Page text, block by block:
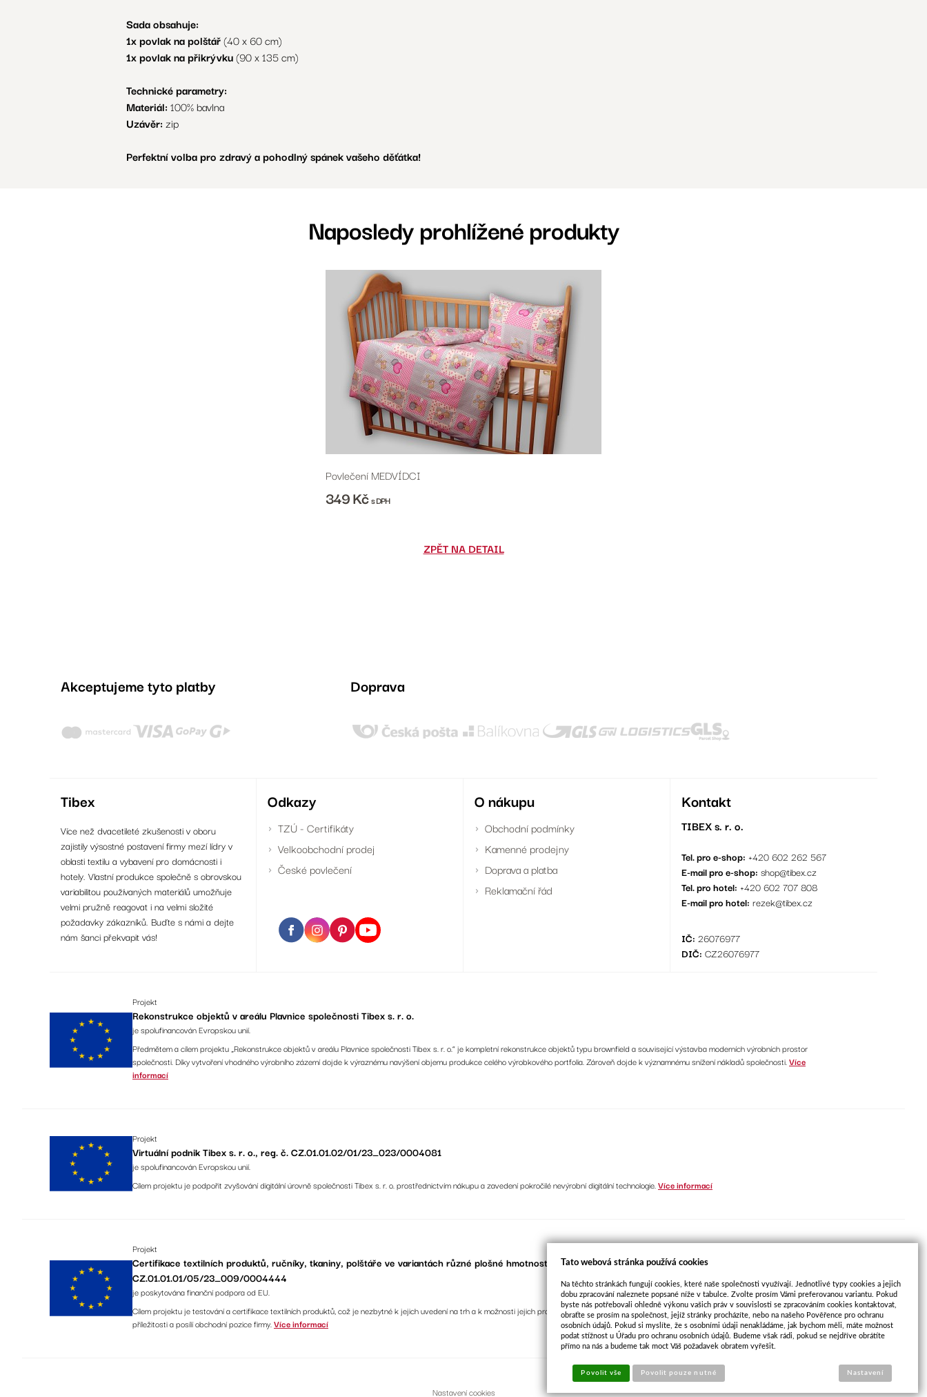
Sada obsahuje:
1x povlak na polštář(40 x 60 cm)
1x povlak na přikrývku(90 x 135 cm)
Technické parametry:
Materiál: 100% bavlna
Uzávěr: zip
Perfektní volba pro zdravý a pohodlný spánek vašeho děťátka!
Naposledy prohlížené produkty
Povlečení MEDVÍDCI
349Kč s DPH
ZPĚT NA DETAIL
Akceptujeme tyto platby Doprava
Tibex
Více než dvacetileté zkušenosti v oboru
zajistily výsostné postavení firmy mezí lídry v
oblasti textilu a vybavení pro domácnosti i
hotely. Vlastní produkce společně s obrovskou
variabilitou používaných materiálů umožňuje
velmi pružně reagovat i na velmi složité
požadavky zákazníků. Buďte s námi a dejte
nám šanci překvapit vás!
Odkazy
TZÚ - Certifikáty
Velkoobchodní prodej
České povlečení
O nákupu
Obchodní podmínky
Kamenné prodejny
Doprava a platba
Reklamační řád
Kontakt
TIBEX s. r. o.
Tel. pro e-shop: +420 602 262 567
E-mail pro e-shop: shop@tibex.cz
Tel. pro hotel: +420 602 707 808
E-mail pro hotel: rezek@tibex.cz
IČ: 26076977
DIČ: CZ26076977
Projekt
Rekonstrukce objektů v areálu Plavnice společnosti Tibex s. r. o.
je spolufinancován Evropskou unií.
Předmětem a cílem projektu „Rekonstrukce objektů v areálu Plavnice společnosti Tibex s. r. o.“ je kompletní rekonstrukce objektů typu brownfield a související výstavba moderních výrobních prostor
společnosti. Díky vytvoření vhodného výrobního zázemí dojde k výraznému navýšení objemu produkce celého výrobkového portfolia. Zároveň dojde k významnému snížení nákladů společnosti. Více
informací
Projekt
Virtuální podnik Tibex s. r. o., reg. č. CZ.01.01.02/01/23_023/0004081
je spolufinancován Evropskou unií.
Cílem projektu je podpořit zvyšování digitální úrovně společnosti Tibex s. r. o. prostřednictvím nákupu a zavedení pokročilé nevýrobní digitální technologie. Více informací
Projekt
Certifikace textilních produktů, ručníky, tkaniny, polštáře ve variantách různé plošné hmotnosti a materiálového složení s reg. číslem
CZ.01.01.01/05/23_009/0004444
je poskytována finanční podpora od EU.
Cílem projektu je testování a certifikace textilních produktů, což je nezbytné k jejich uvedení na trh a k možnosti jejich prodeje konečným spotřebitelům. Tímto se zvýší konkurenceschopnost, rozšíří tržní
příležitosti a posílí obchodní pozice firmy. Více informací
Nastavení cookies
Tato webová stránka používá cookies
Na těchto stránkách fungují cookies, které naše společnosti využívají. Jednotlivé typy cookies a jejich
dobu zpracování naleznete popsané níže v tabulce. Zvolte prosím Vámi preferovanou variantu. Pokud
byste nás potřebovali ohledně výkonu vašich práv v souvislosti se zpracováním cookies kontaktovat,
obraťte se prosím na společnost, jejíž stránky procházíte, nebo na našeho Pověřence pro ochranu
osobních údajů. Pokud si myslíte, že s osobními údaji nenakládáme, jak bychom měli, máte možnost
podat stížnost u Úřadu pro ochranu osobních údajů. Budeme však rádi, pokud se nejdříve obrátíte
přímo na nás a budeme tak moct Váš požadavek obratem vyřešit.
Povolit vše Povolit pouze nutné Nastavení